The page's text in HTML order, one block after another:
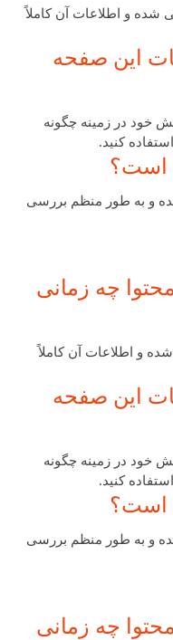
۱۳۹۹ به‌روزرسانی شده و اطلاعات آن کاملاً
این صفحه
خود در زمینه چگونه
کنید.
است؟
و به طور منظم بررسی
چه زمانی
به‌روزرسانی شده و اطلاعات آن کاملاً
این صفحه
خود در زمینه چگونه
کنید.
است؟
و به طور منظم بررسی
چه زمانی